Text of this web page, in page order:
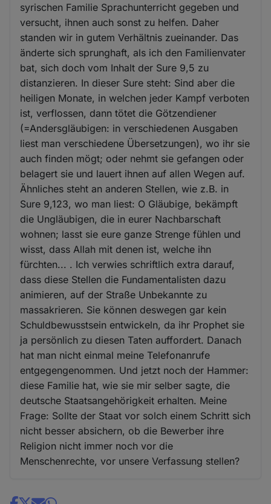
syrischen Familie Sprachunterricht gegeben und
versucht, ihnen auch sonst zu helfen. Daher
standen wir in gutem Verhältnis zueinander. Das
änderte sich sprunghaft, als ich den Familienvater
bat, sich doch vom Inhalt der Sure 9,5 zu
distanzieren. In dieser Sure steht: Sind aber die
heiligen Monate, in welchen jeder Kampf verboten
ist, verflossen, dann tötet die Götzendiener
(=Andersgläubigen: in verschiedenen Ausgaben
liest man verschiedene Übersetzungen), wo ihr sie
auch finden mögt; oder nehmt sie gefangen oder
belagert sie und lauert ihnen auf allen Wegen auf.
Ähnliches steht an anderen Stellen, wie z.B. in
Sure 9,123, wo man liest: O Gläubige, bekämpft
die Ungläubigen, die in eurer Nachbarschaft
wohnen; lasst sie eure ganze Strenge fühlen und
wisst, dass Allah mit denen ist, welche ihn
fürchten... . Ich verwies schriftlich extra darauf,
dass diese Stellen die Fundamentalisten dazu
animieren, auf der Straße Unbekannte zu
massakrieren. Sie können deswegen gar kein
Schuldbewusstsein entwickeln, da ihr Prophet sie
ja persönlich zu diesen Taten auffordert. Danach
hat man nicht einmal meine Telefonanrufe
entgegengenommen. Und jetzt noch der Hammer:
diese Familie hat, wie sie mir selber sagte, die
deutsche Staatsangehörigkeit erhalten. Meine
Frage: Sollte der Staat vor solch einem Schritt sich
nicht besser absichern, ob die Bewerber ihre
Religion nicht immer noch vor die
Menschenrechte, vor unsere Verfassung stellen?